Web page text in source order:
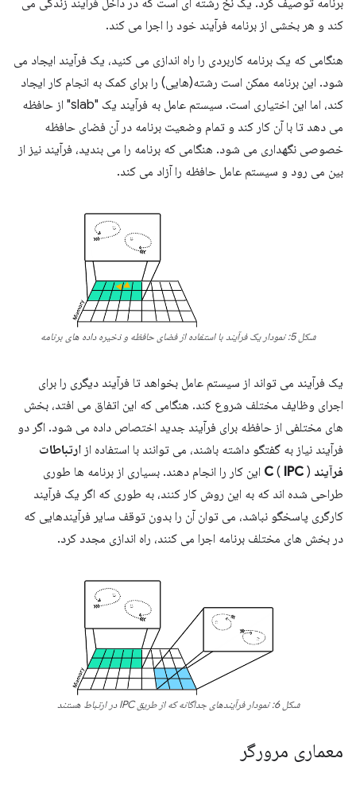
برنامه توصیف کرد. یک نخ رشته ای است که در داخل فرآیند زندگی می
کند و هر بخشی از برنامه فرآیند خود را اجرا می کند.
هنگامی که یک برنامه کاربردی را راه اندازی می کنید، یک فرآیند ایجاد می
شود. این برنامه ممکن است رشته(هایی) را برای کمک به انجام کار ایجاد
کند، اما این اختیاری است. سیستم عامل به فرآیند یک "slab" از حافظه
می دهد تا با آن کار کند و تمام وضعیت برنامه در آن فضای حافظه
خصوصی نگهداری می شود. هنگامی که برنامه را می بندید، فرآیند نیز از
بین می رود و سیستم عامل حافظه را آزاد می کند.
شکل 5: نمودار یک فرآیند با استفاده از فضای حافظه و ذخیره داده های برنامه
یک فرآیند می تواند از سیستم عامل بخواهد تا فرآیند دیگری را برای
اجرای وظایف مختلف شروع کند. هنگامی که این اتفاق می افتد، بخش
های مختلفی از حافظه برای فرآیند جدید اختصاص داده می شود. اگر دو
فرآیند نیاز به گفتگو داشته باشند، می توانند با استفاده از ارتباطات
فرآیند
C ( IPC
) این کار را انجام دهند. بسیاری از برنامه ها طوری
طراحی شده اند که به این روش کار کنند، به طوری که اگر یک فرآیند
کارگری پاسخگو نباشد، می توان آن را بدون توقف سایر فرآیندهایی که
در بخش های مختلف برنامه اجرا می کنند، راه اندازی مجدد کرد.
شکل 6: نمودار فرآیندهای جداگانه که از طریق IPC در ارتباط هستند
معماری مرورگر